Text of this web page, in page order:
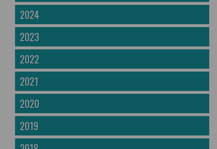
2024
2023
2022
2021
2020
2019